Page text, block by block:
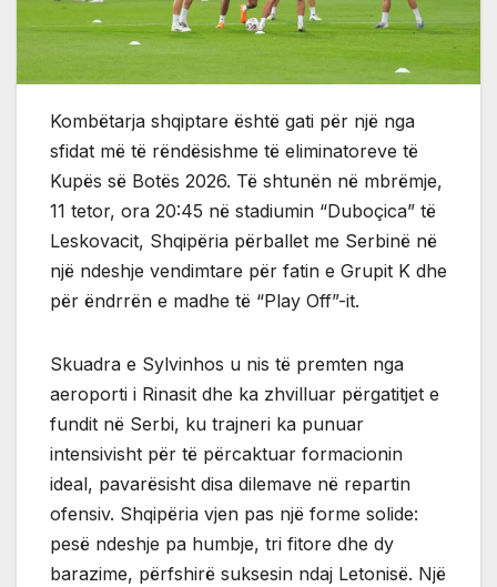
Kombëtarja shqiptare është gati për një nga
sfidat më të rëndësishme të eliminatoreve të
Kupës së Botës 2026. Të shtunën në mbrëmje,
11 tetor, ora 20:45 në stadiumin “Duboçica” të
Leskovacit, Shqipëria përballet me Serbinë në
një ndeshje vendimtare për fatin e Grupit K dhe
për ëndrrën e madhe të “Play Off”-it.
Skuadra e Sylvinhos u nis të premten nga
aeroporti i Rinasit dhe ka zhvilluar përgatitjet e
fundit në Serbi, ku trajneri ka punuar
intensivisht për të përcaktuar formacionin
ideal, pavarësisht disa dilemave në repartin
ofensiv. Shqipëria vjen pas një forme solide:
pesë ndeshje pa humbje, tri fitore dhe dy
barazime, përfshirë suksesin ndaj Letonisë. Një